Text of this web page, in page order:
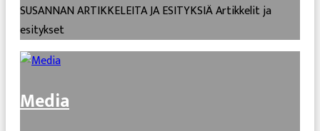
SUSANNAN ARTIKKELEITA JA ESITYKSIÄ Artikkelit ja
esitykset
Media